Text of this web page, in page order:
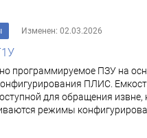
Изменен: 02.03.2026
программируемое ПЗУ на
ПЛИС.
для обращения
режимы